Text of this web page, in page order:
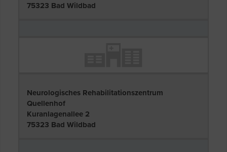
75323 Bad Wildbad
Neurologisches Rehabilitationszentrum
Quellenhof
Kuranlagenallee 2
75323 Bad Wildbad